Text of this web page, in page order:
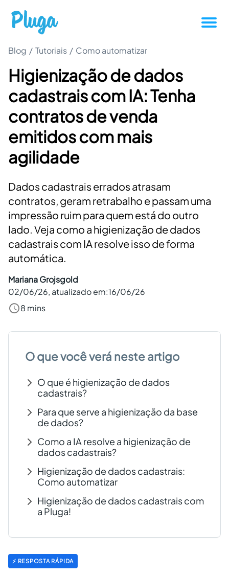
Tutoriais
Produtividade
Novidades da Pluga
Casos de sucesso
Entrar
Criar conta grátis
Blog / Tutoriais / Como automatizar
Higienização de dados
cadastrais com IA: Tenha
contratos de venda
emitidos com mais
agilidade
Dados cadastrais errados atrasam
contratos, geram retrabalho e passam uma
impressão ruim para quem está do outro
lado. Veja como a higienização de dados
cadastrais com IA resolve isso de forma
automática.
Mariana Grojsgold
02/06/26, atualizado em:16/06/26
8 mins
O que você verá neste artigo
O que é higienização de dados
cadastrais?
Para que serve a higienização da base
de dados?
Como a IA resolve a higienização de
dados cadastrais?
Higienização de dados cadastrais:
Como automatizar
Higienização de dados cadastrais com
a Pluga!
⚡ RESPOSTA RÁPIDA